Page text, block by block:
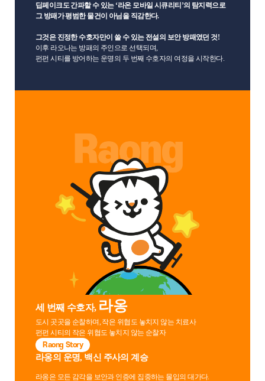
딥페이크도 간파할 수 있는 ‘라온 모바일 시큐리티’의 탐지력으로
그 방패가 평범한 물건이 아님을 직감한다.
그것은 진정한 수호자만이 쓸 수 있는 전설의 보안 방패였던 것!
이후 라오나는 방패의 주인으로 선택되며,
펀펀 시티를 방어하는 운명의 두 번째 수호자의 여정을 시작한다.
세 번째 수호자, 라옹
도시 곳곳을 순찰하며, 작은 위협도 놓치지 않는 치료사
펀펀 시티의 작은 위협도 놓치지 않는 순찰자
Raong Story
라옹의 운명, 백신 주사의 계승
라옹은 모든 감각을 보안과 인증에 집중하는 몰입의 대가다.